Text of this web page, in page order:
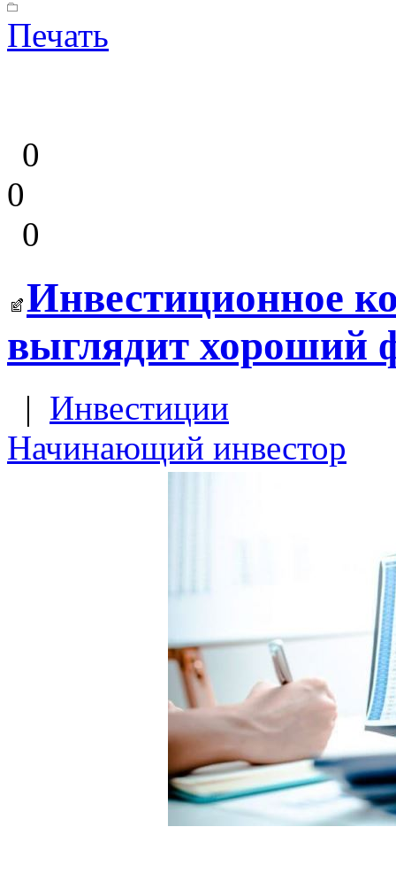
Печать
0
0
0
Инвестиционное
выглядит хороший
| Инвестиции
Начинающий инвестор